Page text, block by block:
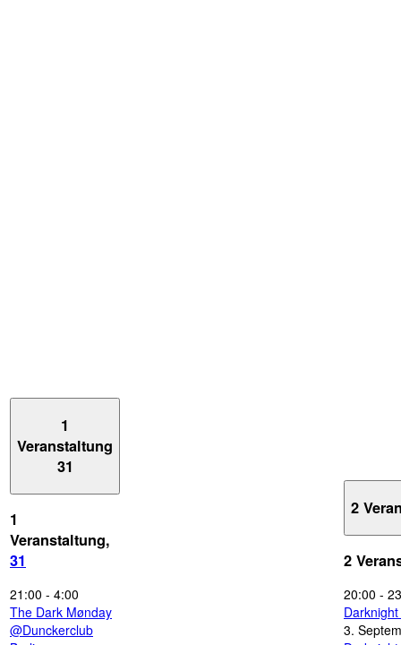
1
Veranstaltung
31
1
Veranstaltung,
31
21:00 - 4:00
The Dark Mønday
@Dunckerclub
2
2
20:00 -
3.